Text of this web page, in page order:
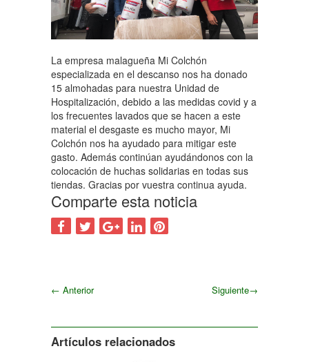
La empresa malagueña Mi Colchón
especializada en el descanso nos ha donado
15 almohadas para nuestra Unidad de
Hospitalización, debido a las medidas covid y a
los frecuentes lavados que se hacen a este
material el desgaste es mucho mayor, Mi
Colchón nos ha ayudado para mitigar este
gasto. Además continúan ayudándonos con la
colocación de huchas solidarias en todas sus
tiendas. Gracias por vuestra continua ayuda.
Comparte esta noticia
← Anterior Siguiente→
Artículos relacionados